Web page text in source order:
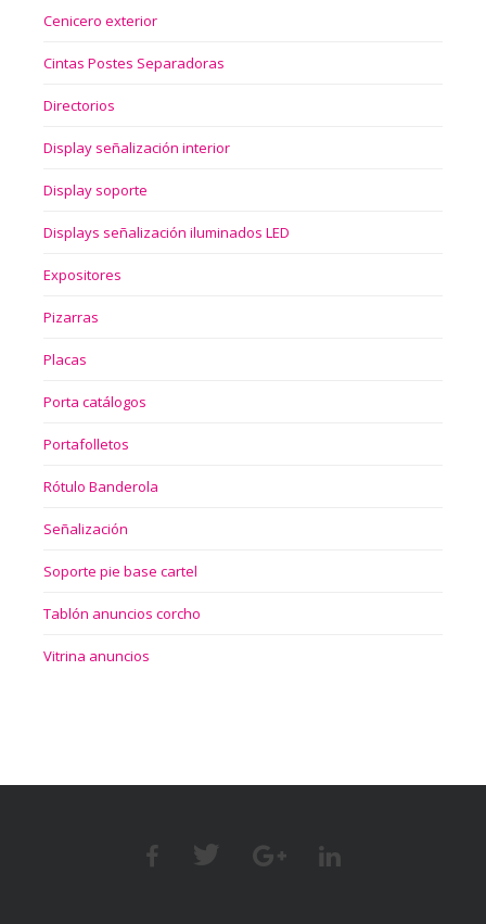
Cenicero exterior
Cintas Postes Separadoras
Directorios
Display señalización interior
Display soporte
Displays señalización iluminados LED
Expositores
Pizarras
Placas
Porta catálogos
Portafolletos
Rótulo Banderola
Señalización
Soporte pie base cartel
Tablón anuncios corcho
Vitrina anuncios